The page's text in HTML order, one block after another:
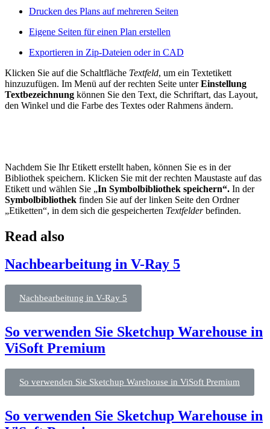
Drucken des Plans auf mehreren Seiten
Eigene Seiten für einen Plan erstellen
Exportieren in Zip-Dateien oder in CAD
Klicken Sie auf die Schaltfläche Textfeld, um ein Textetikett
hinzuzufügen. Im Menü auf der rechten Seite unterEinstellung
Textbezeichnung können Sie den Text, die Schriftart, das Layout,
den Winkel und die Farbe des Textes oder Rahmens ändern.
Nachdem Sie Ihr Etikett erstellt haben, können Sie es in der
Bibliothek speichern. Klicken Sie mit der rechten Maustaste auf das
Etikett und wählen Sie „In Symbolbibliothek speichern“. In der
Symbolbibliothek finden Sie auf der linken Seite den Ordner
„Etiketten“, in dem sich die gespeicherten Textfelderbefinden.
Read also
Nachbearbeitung in V-Ray 5
Nachbearbeitung in V-Ray 5
So verwenden Sie Sketchup Warehouse in
ViSoft Premium
So verwenden Sie Sketchup Warehouse in ViSoft Premium
So verwenden Sie Sketchup Warehouse in